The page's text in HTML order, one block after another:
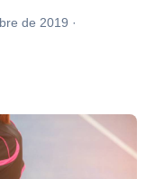
de 2019 ·